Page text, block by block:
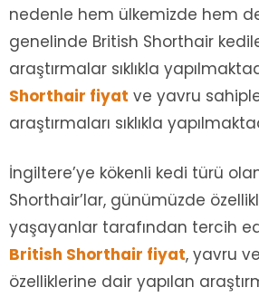
nedenle hem ülkemizde hem
genelinde British Shorthair
araştırmalar sıklıkla
Shorthair fiyat ve yavru
araştırmaları sıklıkla
İngiltere’ye kökenli kedi türü
Shorthair’lar, günümüzde
yaşayanlar tarafından tercih
British Shorthair fiyat, yavru
özelliklerine dair yapılan